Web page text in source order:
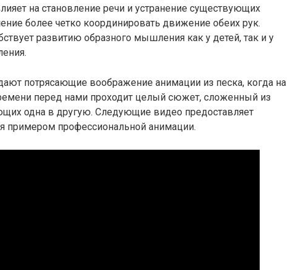
на становление речи и устранение существующих
более четко координировать движение обеих рук.
развитию образного мышления как у детей, так и у
потрясающие воображение анимации из песка, когда на
перед нами проходит целый сюжет, сложенный из
одна в другую. Следующие видео предоставляет
примером профессиональной анимации.